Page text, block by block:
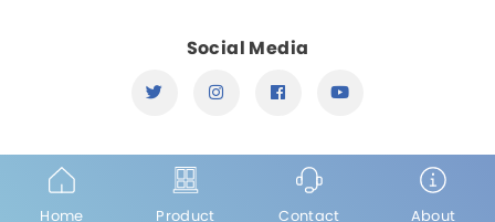
Social Media
Home Product Contact About